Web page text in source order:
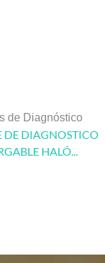
de Diagnóstico
DE DIAGNOSTICO
HALÓ...